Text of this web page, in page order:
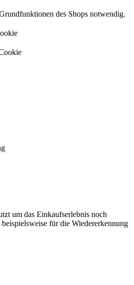
des Shops notwendig.
um das Einkaufserlebnis noch
beispielsweise für die Wiedererkennung